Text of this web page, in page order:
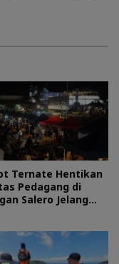
Ternate Hentikan
Pedagang di
Salero Jelang